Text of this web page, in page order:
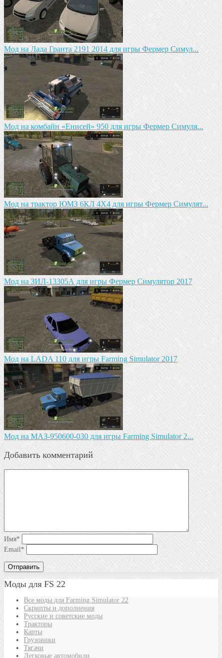
Мод на Лада Гранта 2191 2014 для игры Фермер Симул...
Мод на комбайн «Енисей» 950 для игры Фермер Симуля...
Мод на трактор ЮМЗ 6КЛ 4X4 для игры Фермер Симулят...
Мод на ЗИЛ-13305А для игры Фермер Симулятор 2017
Мод на LADA 110 для игры Farming Simulator 2017
Mод на МАЗ-950600-030 для игры Farming Simulator 2...
Добавить комментарий
Имя*
Email*
Моды для FS 22
Все моды для Farming Simulator 22
Скрипты и дополнения
Русские и советские моды
Тракторы
Карты
Грузовики
Тягачи
Легковые автомобили